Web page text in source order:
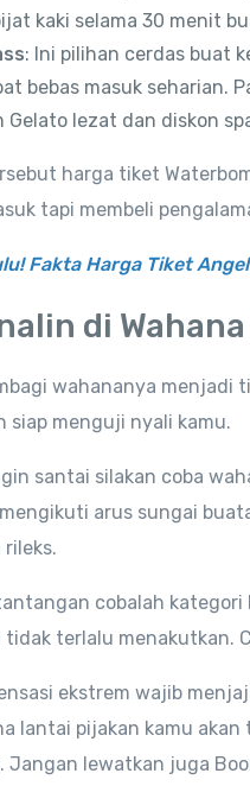
kaki selama 30 menit
: Ini pilihan cerdas buat
bebas masuk seharian.
Gelato lezat dan diskon
harga tiket
tapi membeli
Fakta Harga Tiket
di
wahananya menjadi
siap menguji nyali kamu.
santai silakan coba
arus sungai
cobalah
terlalu menakutkan.
ekstrem wajib
lantai pijakan kamu
Jangan lewatkan juga